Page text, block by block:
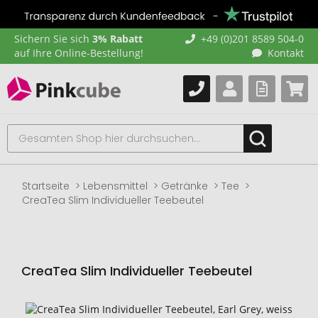
Sichern Sie sich 3% Rabatt
auf Ihre Online-Bestellung!
+49 (0)201 8589 504-0
Kontakt
Startseite Lebensmittel Getränke
Tee
CreaTea Slim Individueller Teebeutel
CreaTea Slim Individueller Teebeutel
Zum